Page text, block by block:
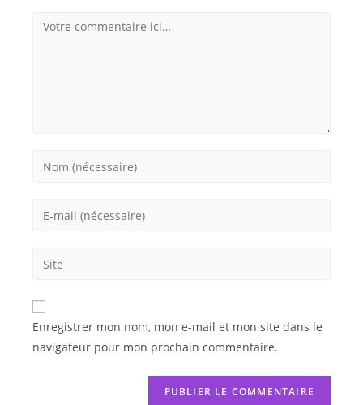
Enregistrer mon nom, mon e-mail et mon site dans le
navigateur pour mon prochain commentaire.